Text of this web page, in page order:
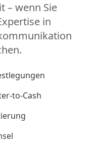
– wenn Sie
in
to-Cash